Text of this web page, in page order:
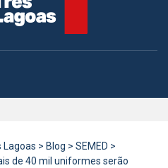
Lagoas > Blog > SEMED >
de 40 mil uniformes serão